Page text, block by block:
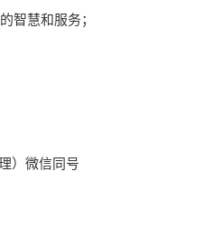
智慧和服务；
）微信同号